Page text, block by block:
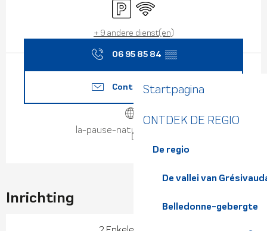
Startpagina
ONTDEK DE REGIO
De regio
De vallei van
Belledonne-gebergte
Parkeerplaats
Wifi
+ 9 andere dienst(en)
06 95 85 84 ▒▒
Contacteer ons
la-pause-nature.eatbu.com
Inrichting